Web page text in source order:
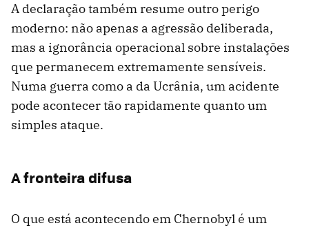
A declaração também resume outro perigo
moderno: não apenas a agressão deliberada,
mas a ignorância operacional sobre instalações
que permanecem extremamente sensíveis.
Numa guerra como a da Ucrânia, um acidente
pode acontecer tão rapidamente quanto um
simples ataque.
A fronteira difusa
O que está acontecendo em Chernobyl é um